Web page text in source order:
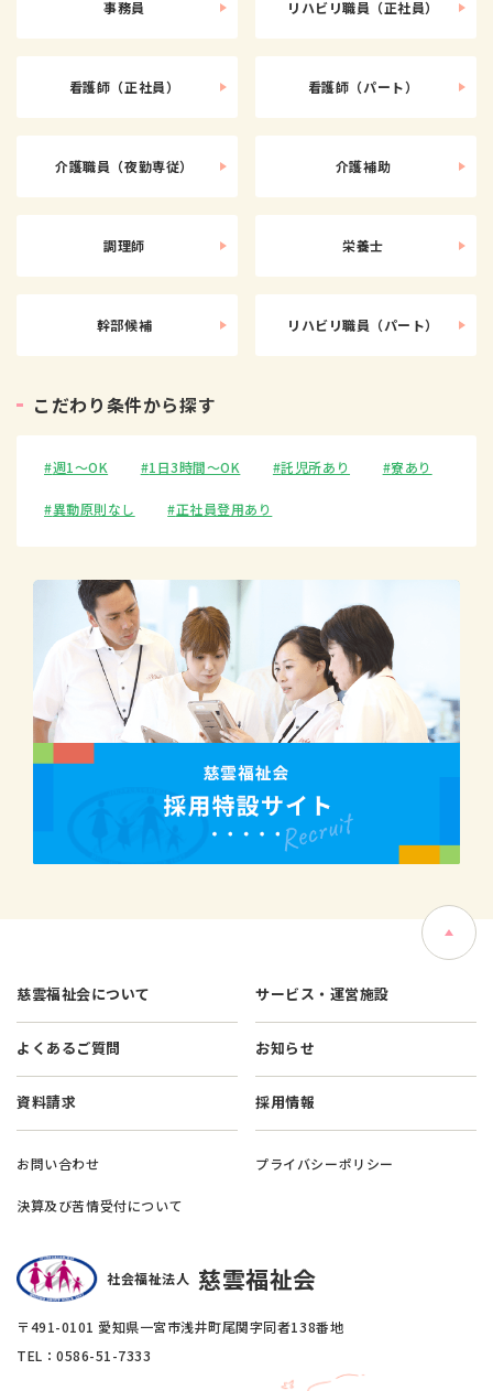
事務員 リハビリ職員（正社員）
看護師（正社員） 看護師（パート）
介護職員（夜勤専従） 介護補助
調理師 栄養士
幹部候補 リハビリ職員（パート）
こ だわり条件から探す
週1〜OK 1日3時間〜OK 託児所あり 寮あり
異動原則なし 正社員登用あり
慈雲福祉会について サービス・運営施設
よくあるご質問 お知らせ
資料請求 採用情報
お問い合わせ プライバシーポリシー
決算及び苦情受付について
社会福祉法人 慈雲福祉会
〒491-0101 愛知県一宮市浅井町尾関字同者138番地
TEL：0586-51-7333